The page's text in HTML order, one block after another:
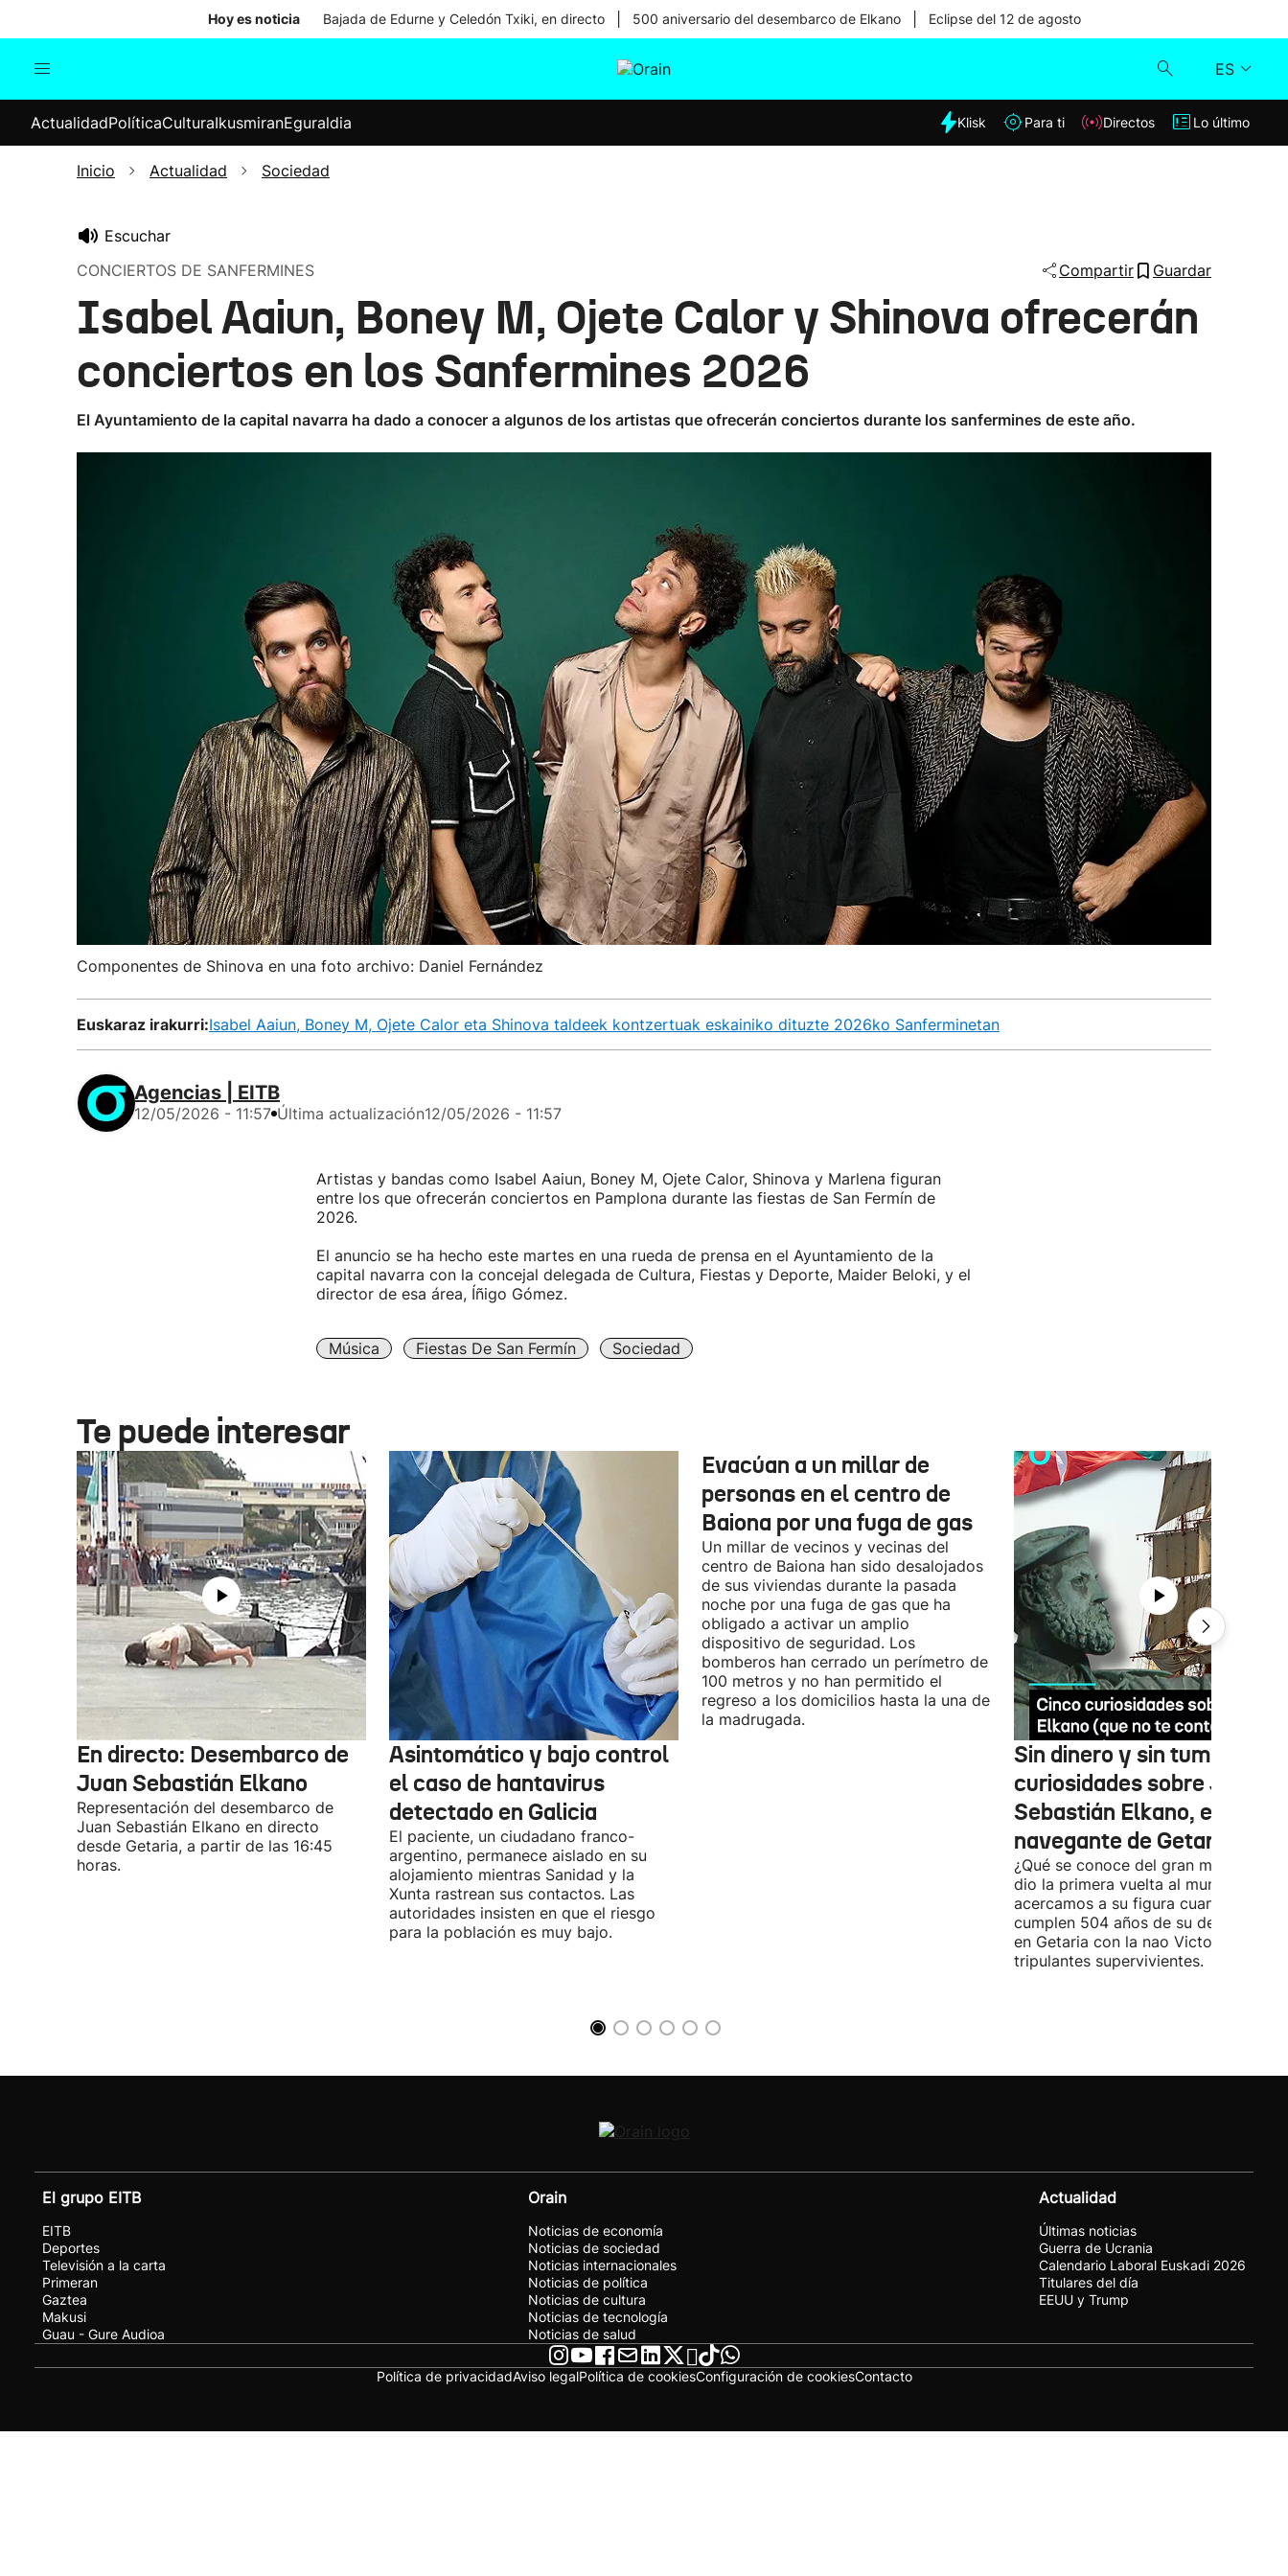
Hoy es noticia Bajada de Edurne y Celedón Txiki, en directo 500 aniversario del desembarco de Elkano Eclipse del 12 de agosto
ES
Internacional
Elecciones
Klisk
Lo último
ActualidadPolíticaCulturaIkusmiranEguraldia Klisk Para ti Directos Lo último
Inicio Actualidad Sociedad
Escuchar
CONCIERTOS DE SANFERMINES
Compartir Guardar
Isabel Aaiun, Boney M, Ojete Calor y Shinova ofrecerán
conciertos en los Sanfermines 2026
El Ayuntamiento de la capital navarra ha dado a conocer a algunos de los artistas que ofrecerán conciertos durante los sanfermines de este año.
Componentes de Shinova en una foto archivo: Daniel Fernández
Euskaraz irakurri:Isabel Aaiun, Boney M, Ojete Calor eta Shinova taldeek kontzertuak eskainiko dituzte 2026ko Sanferminetan
Agencias | EITB
12/05/2026 - 11:57 Última actualización12/05/2026 - 11:57
Artistas y bandas como Isabel Aaiun, Boney M, Ojete Calor, Shinova y Marlena figuran
entre los que ofrecerán conciertos en Pamplona durante las fiestas de San Fermín de
2026.
El anuncio se ha hecho este martes en una rueda de prensa en el Ayuntamiento de la
capital navarra con la concejal delegada de Cultura, Fiestas y Deporte, Maider Beloki, y el
director de esa área, Íñigo Gómez.
Música Fiestas De San Fermín Sociedad
Te puede interesar
En directo: Desembarco de
Juan Sebastián Elkano
Representación del desembarco de
Juan Sebastián Elkano en directo
desde Getaria, a partir de las 16:45
horas.
Asintomático y bajo control
el caso de hantavirus
detectado en Galicia
El paciente, un ciudadano franco-
argentino, permanece aislado en su
alojamiento mientras Sanidad y la
Xunta rastrean sus contactos. Las
autoridades insisten en que el riesgo
para la población es muy bajo.
Evacúan a un millar de
personas en el centro de
Baiona por una fuga de gas
Un millar de vecinos y vecinas del
centro de Baiona han sido desalojados
de sus viviendas durante la pasada
noche por una fuga de gas que ha
obligado a activar un amplio
dispositivo de seguridad. Los
bomberos han cerrado un perímetro de
100 metros y no han permitido el
regreso a los domicilios hasta la una de
la madrugada.
Sin dinero y sin tumba:
curiosidades sobre Juan
Sebastián Elkano, el gran
navegante de Getaria
¿Qué se conoce del gran marino que
dio la primera vuelta al mundo? Nos
acercamos a su figura cuando se
cumplen 504 años de su desembarco
en Getaria con la nao Victoria y sus
tripulantes supervivientes.
El grupo EITB
EITB
Deportes
Televisión a la carta
Primeran
Gaztea
Makusi
Guau - Gure Audioa
Orain
Noticias de economía
Noticias de sociedad
Noticias internacionales
Noticias de política
Noticias de cultura
Noticias de tecnología
Noticias de salud
Actualidad
Últimas noticias
Guerra de Ucrania
Calendario Laboral Euskadi 2026
Titulares del día
EEUU y Trump
Política de privacidadAviso legalPolítica de cookiesConfiguración de cookiesContacto